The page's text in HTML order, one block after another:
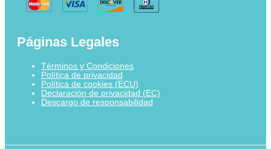
Páginas Legales
Términos y Condiciones
Política de privacidad
Política de cookies (ECU)
Declaración de privacidad (EC)
Descargo de responsabilidad